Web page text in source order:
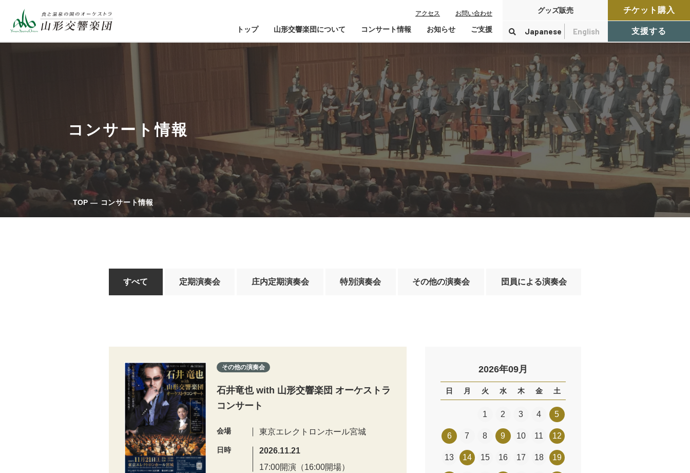
アクセス お問い合わせ
トップ 山形交響楽団について
山響が目指すもの
指揮者・楽団員紹介
山響アマデウスコア
山響の教育・地域交流
動画で見る山響
団体情報
コンサート情報
チケット購入ガイド
鑑賞会員入会
定期演奏会アーカイブ
お知らせ ご支援
寄付控除について
グッズ販売
Japanese English
チケット購入
支援する
コンサート情報
TOP コンサート情報
すべて 定期演奏会 庄内定期演奏会 特別演奏会 その他の演奏会 団員による演奏会
その他の演奏会
石井竜也 with 山形交響楽団 オーケストラ
コンサート
会場 東京エレクトロンホール宮城
日時
2026.11.21
17:00開演（16:00開場）
2026年09月
日 月 火 水 木 金 土
1 2 3 4 5
6 7 8 9 10 11 12
13 14 15 16 17 18 19